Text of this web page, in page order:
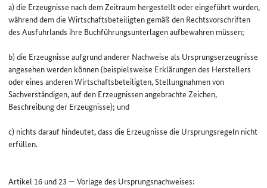
a) die Erzeugnisse nach dem Zeitraum hergestellt oder eingeführt wurden,
während dem die Wirtschaftsbeteiligten gemäß den Rechtsvorschriften
des Ausfuhrlands ihre Buchführungsunterlagen aufbewahren müssen;
b) die Erzeugnisse aufgrund anderer Nachweise als Ursprungserzeugnisse
angesehen werden können (beispielsweise Erklärungen des Herstellers
oder eines anderen Wirtschaftsbeteiligten, Stellungnahmen von
Sachverständigen, auf den Erzeugnissen angebrachte Zeichen,
Beschreibung der Erzeugnisse); und
c) nichts darauf hindeutet, dass die Erzeugnisse die Ursprungsregeln nicht
erfüllen.
Artikel 16 und 23 — Vorlage des Ursprungsnachweises: